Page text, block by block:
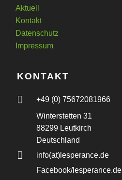
Aktuell
Kontakt
Datenschutz
Impressum
KONTAKT
+49 (0) 75672081966
Winterstetten 31
88299 Leutkirch
Deutschland
info(at)lesperance.de
Facebook/lesperance.de